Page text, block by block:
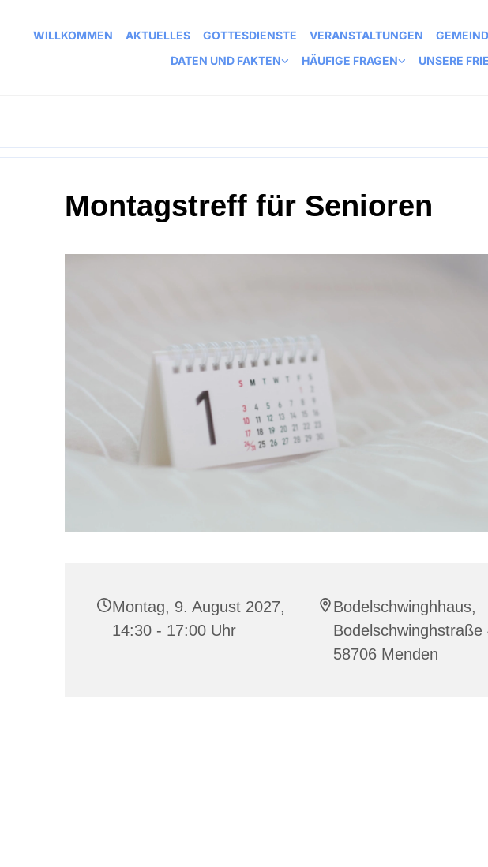
WILLKOMMEN AKTUELLES GOTTESDIENSTE VERANSTALTUNGEN
DATEN UND FAKTEN
HÄUFIGE FRAGEN UNSERE
Montagstreff für Senioren
Montag, 9. August 2027,
14:30 - 17:00 Uhr
Bodelschwinghhaus,
Bodelschwinghstraße
58706 Menden